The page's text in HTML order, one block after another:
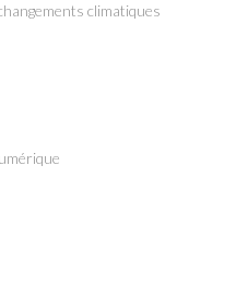
climatiques